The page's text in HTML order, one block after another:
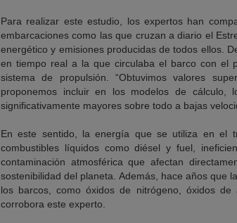
Para realizar este estudio, los expertos han
embarcaciones como las que cruzan a diario el
energético y emisiones producidas de todos ellos.
en tiempo real a la que circulaba el barco con el
sistema de propulsión. “Obtuvimos valores
proponemos incluir en los modelos de cálculo,
significativamente mayores sobre todo a bajas
En este sentido, la energía que se utiliza en el
combustibles líquidos como diésel y fuel,
contaminación atmosférica que afectan
sostenibilidad del planeta. Además, hace años que
los barcos, como óxidos de nitrógeno, óxidos de
corrobora este experto.